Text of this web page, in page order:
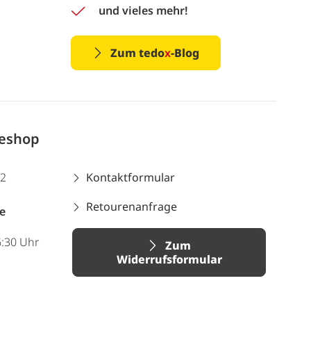
und vieles mehr!
Zum tedox-Blog
Uhr
Kontaktformular
Retourenanfrage
Zum
Widerrufsformular